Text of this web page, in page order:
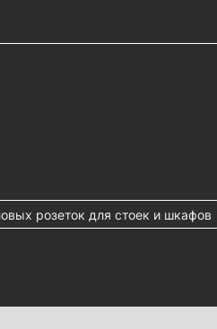
розеток для стоек и шкафов